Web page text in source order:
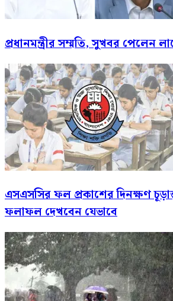
প্রধানমন্ত্রীর সম্মতি, সুখবর পেলেন
এসএসসির ফল প্রকাশের দিনক্ষণ
ফলাফল দেখবেন যেভাবে